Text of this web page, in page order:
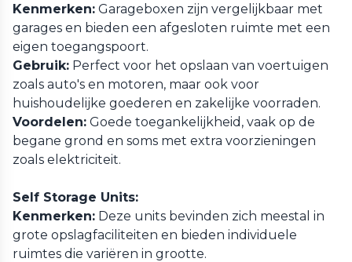
Kenmerken: Garageboxen zijn vergelijkbaar met
garages en bieden een afgesloten ruimte met een
eigen toegangspoort.
Gebruik: Perfect voor het opslaan van voertuigen
zoals auto's en motoren, maar ook voor
huishoudelijke goederen en zakelijke voorraden.
Voordelen: Goede toegankelijkheid, vaak op de
begane grond en soms met extra voorzieningen
zoals elektriciteit.
Self Storage Units:
Kenmerken: Deze units bevinden zich meestal in
grote opslagfaciliteiten en bieden individuele
ruimtes die variëren in grootte.